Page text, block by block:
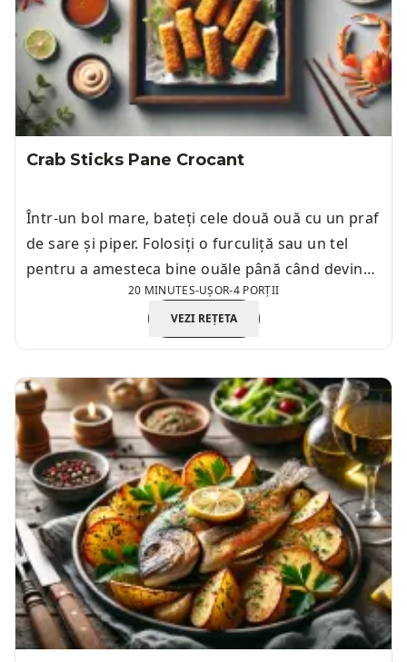
Crab Sticks Pane Crocant
Într-un bol mare, bateți cele două ouă cu un praf
de sare și piper. Folosiți o furculiță sau un tel
pentru a amesteca bine ouăle până când devin
omogene. Asigurați-vă că ouăle sunt complet
amestecate pentru o acoperire uniformă a crab
sticks.
20 MINUTES-UȘOR-4 PORȚII
VEZI REȚETA